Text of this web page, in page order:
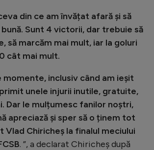
sporturi
2024
2026
din ce am învățat afară și să
Sunt 4 victorii, dar trebuie să
să marcăm mai mult, iar la goluri
cât mai mult.
inclusiv când am ieșit
unele injurii inutile, gratuite,
Dar le mulțumesc fanilor noștri,
apreciază și sper să o ținem tot
Vlad Chiricheș la finalul meciului
. ”, a declarat Chiricheș după